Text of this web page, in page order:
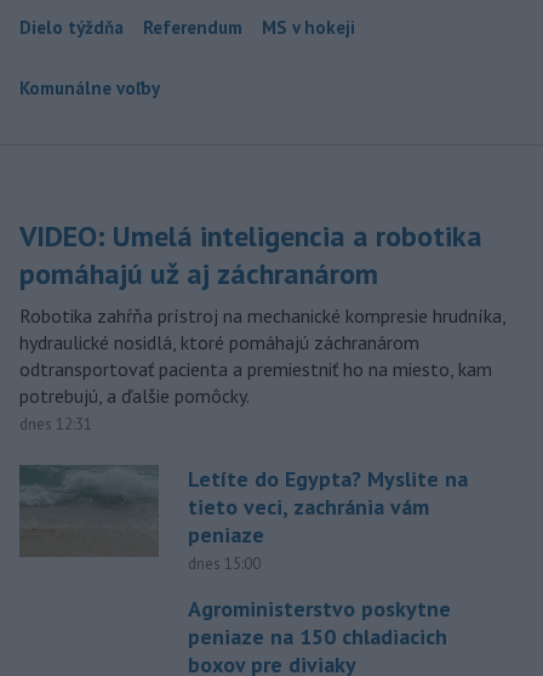
Dielo týždňa Referendum MS v hokeji
Komunálne voľby
VIDEO: Umelá inteligencia a robotika
pomáhajú už aj záchranárom
Robotika zahŕňa prístroj na mechanické kompresie hrudníka,
hydraulické nosidlá, ktoré pomáhajú záchranárom
odtransportovať pacienta a premiestniť ho na miesto, kam
potrebujú, a ďalšie pomôcky.
dnes 12:31
Letíte do Egypta? Myslite na
tieto veci, zachránia vám
peniaze
dnes 15:00
Agroministerstvo poskytne
peniaze na 150 chladiacich
boxov pre diviaky